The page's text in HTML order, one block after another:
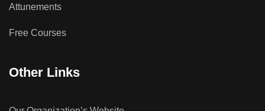
Attunements
Free Courses
Other Links